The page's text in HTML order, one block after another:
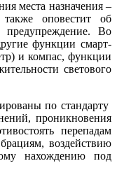
места назначения –
также оповестит об
Во
функции смарт-
и компас, функции
светового
по стандарту
проникновения
перепадам
воздействию
нахождению под